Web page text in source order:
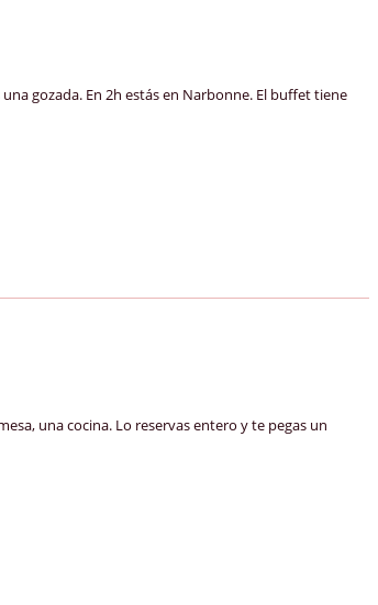
una gozada. En 2h estás en Narbonne. El buffet tiene
una cocina. Lo reservas entero y te pegas un